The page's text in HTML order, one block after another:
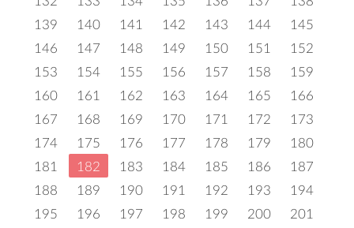
139
140 141 142 143 144
145
146
147 148 149 150 151
152
153
154 155 156 157 158
159
160
161 162 163 164 165
166
167
168 169 170 171 172
173
174
175 176 177 178 179
180
181
182 183 184 185 186
187
188
189 190 191 192 193
194
195
196 197 198 199 200
201